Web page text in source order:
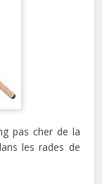
pas cher de la
les rades de